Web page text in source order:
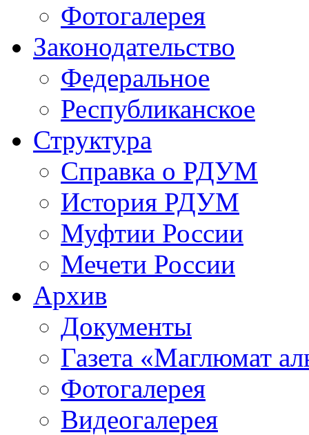
Фотогалерея
Законодательство
Федеральное
Республиканское
Структура
Справка о РДУМ
История РДУМ
Муфтии России
Мечети России
Архив
Документы
Газета «Маглюмат
Фотогалерея
Видеогалерея